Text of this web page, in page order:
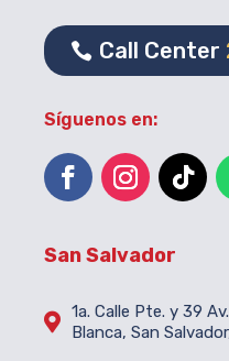
Call Center
Síguenos en:
San Salvador
 1a. Calle Pte. y 39
Blanca, San